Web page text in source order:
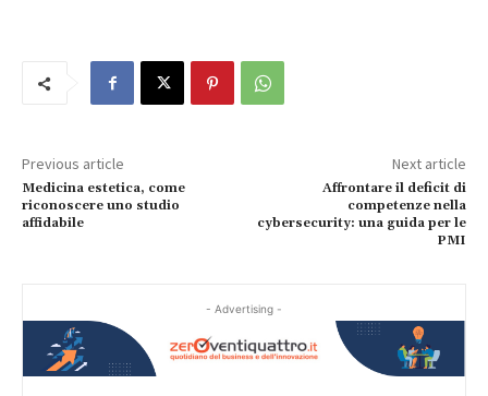
Previous article
Medicina estetica, come
riconoscere uno studio
affidabile
Next article
Affrontare il deficit di
competenze nella
cybersecurity: una guida per le
PMI
- Advertising -